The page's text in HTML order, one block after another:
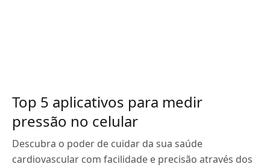
Top 5 aplicativos para medir
pressão no celular
Descubra o poder de cuidar da sua saúde
cardiovascular com facilidade e precisão através dos